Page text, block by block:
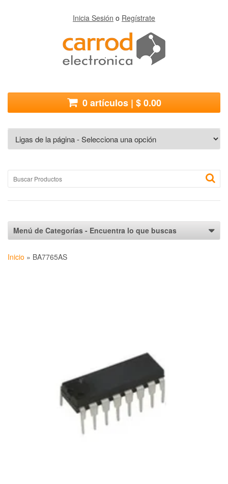
Inicia Sesión o Regístrate
0 artículos | $ 0.00
Inicio » BA7765AS